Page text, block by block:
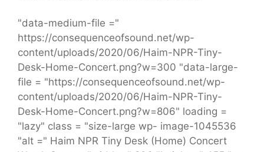
"data-medium-file ="
https://consequenceofsound.net/wp-
content/uploads/2020/06/Haim-NPR-Tiny-
Desk-Home-Concert.png?w=300 "data-large-
file = "https://consequenceofsound.net/wp-
content/uploads/2020/06/Haim-NPR-Tiny-
Desk-Home-Concert.png?w=806" loading =
"lazy" class = "size-large wp- image-1045536
"alt =" Haim NPR Tiny Desk (Home) Concert